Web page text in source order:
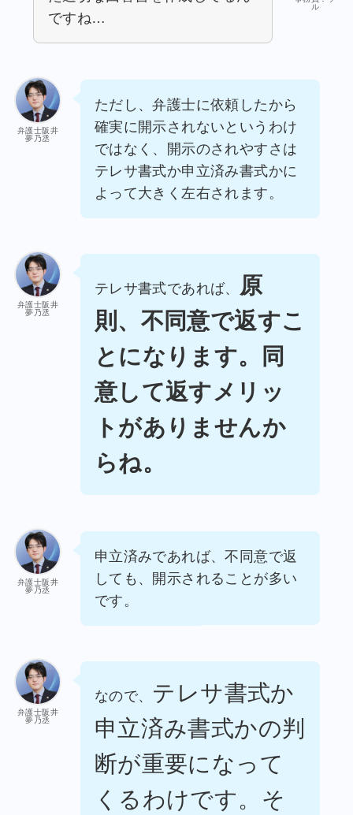
ル
ですね…
弁護士阪井
夢乃丞
ただし、弁護士に依頼したから
確実に開示されないというわけ
ではなく、開示のされやすさは
テレサ書式か申立済み書式かに
よって大きく左右されます。
弁護士阪井
夢乃丞
テレサ書式であれば、
原
則、不同意で返すこ
とになります。同
意して返すメリッ
トがありませんか
らね。
弁護士阪井
夢乃丞
申立済みであれば、不同意で返
しても、開示されることが多い
です。
弁護士阪井
夢乃丞
なので、 テレサ書式か
申立済み書式かの判
断が重要になって
くるわけです。そ